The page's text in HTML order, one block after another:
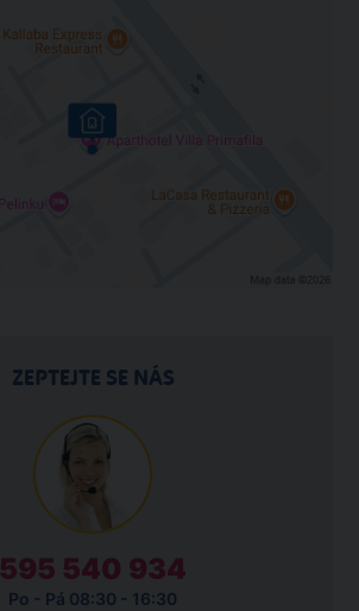
ZEPTEJTE SE NÁS
595 540 934
Po - Pá 08:30 - 16:30